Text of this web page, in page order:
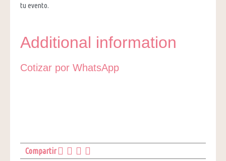
tu evento.
Additional information
Cotizar por WhatsApp
Compartir